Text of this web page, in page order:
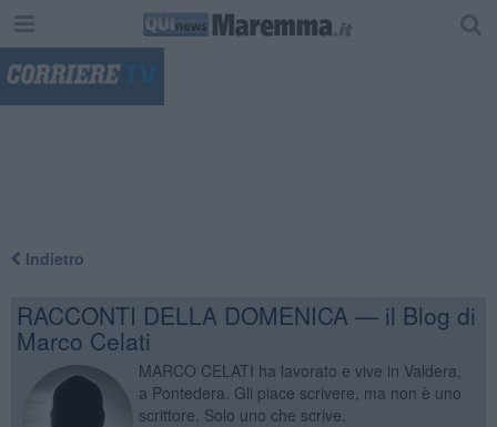
Indietro
RACCONTI DELLA DOMENICA — il Blog di
Marco Celati
MARCO CELATI ha lavorato e vive in Valdera,
a Pontedera. Gli piace scrivere, ma non è uno
scrittore. Solo uno che scrive.